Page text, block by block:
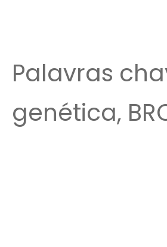
Palavras
genética,